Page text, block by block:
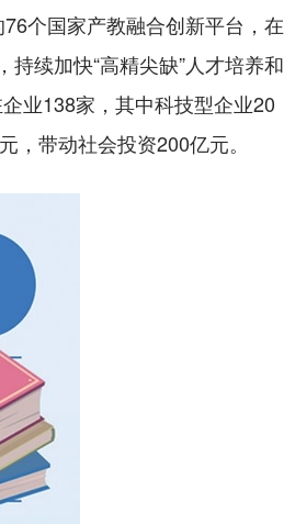
个国家产教融合创新平台，在
续加快“高精尖缺”人才培养和
业138家，其中科技型企业20
带动社会投资200亿元。